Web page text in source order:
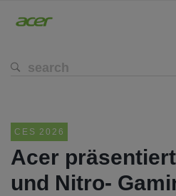
CES 2026
Acer
und Nitro-